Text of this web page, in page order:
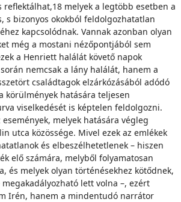
reflektálhat,18 melyek a legtöbb esetben a
s bizonyos okokból feldolgozhatatlan
kapcsolódnak. Vannak azonban olyan
még a mostani nézőpontjából sem
a Henriett halálát követő napok
nemcsak a lány halálát, hanem a
családtagok elzárkózásából adódó
körülmények hatására teljesen
viselkedését is képtelen feldolgozni.
események, melyek hatására végleg
utca közössége. Mivel ezek az emlékek
és elbeszélhetetlenek – hiszen
elő számára, melyből folyamatosan
és melyek olyan történésekhez kötődnek,
lett volna –, ezért
Irén, hanem a mindentudó narrátor